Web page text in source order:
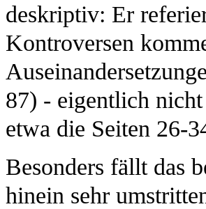
deskriptiv: Er
Kontroversen
87) - eigentlich
etwa die Seiten 26-
Besonders fällt das
hinein sehr